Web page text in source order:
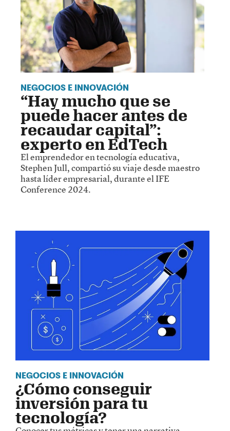
NEGOCIOS E INNOVACIÓN
“Hay mucho que se
puede hacer antes de
recaudar capital”:
experto en EdTech
El emprendedor en tecnología educativa,
Stephen Jull, compartió su viaje desde maestro
hasta líder empresarial, durante el IFE
Conference 2024.
NEGOCIOS E INNOVACIÓN
¿Cómo conseguir
inversión para tu
tecnología?